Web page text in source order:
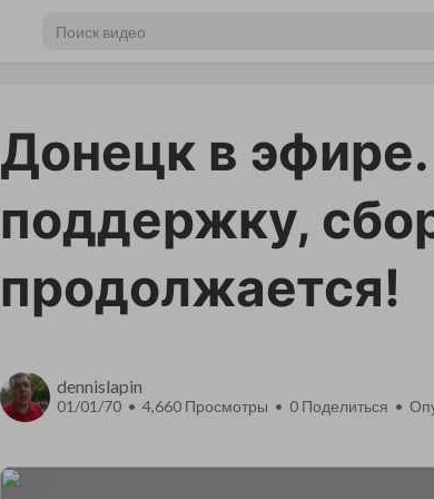
Донецк в
поддержку,
продолжается!
dennislapin
01/01/70 • 4,660 Просмотры • 0 Поделиться •